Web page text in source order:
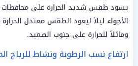
يسود طقس شديد الحرارة على
الأجواء ليلاً ليعود الطقس معتدل الحرارة
ومائلاً للحرارة على جنوب الصعيد.
ارتفاع نسب الرطوبة ونشاط للرياح